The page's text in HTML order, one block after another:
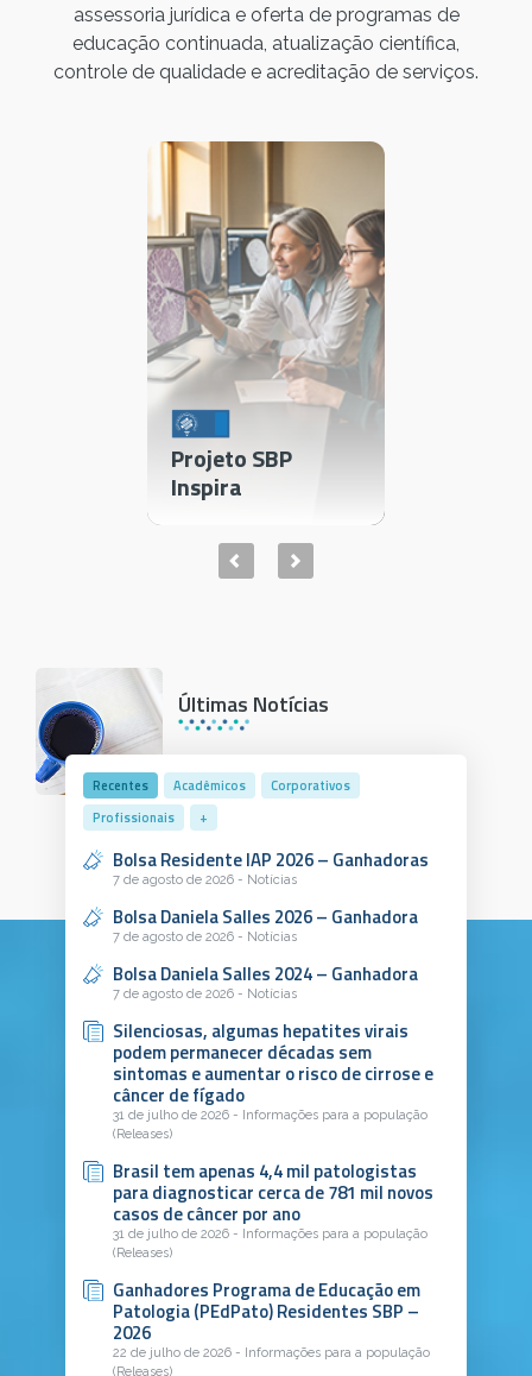
assessoria jurídica e oferta de programas de
educação continuada, atualização científica,
controle de qualidade e acreditação de serviços.
Projeto SBP
Inspira
Últimas Notícias
Recentes Acadêmicos
Corporativos
Profissionais
+
Bolsa Residente IAP 2026 – Ganhadoras
7 de agosto de 2026 - Notícias
Bolsa Daniela Salles 2026 – Ganhadora
7 de agosto de 2026 - Notícias
Bolsa Daniela Salles 2024 – Ganhadora
7 de agosto de 2026 - Notícias
Silenciosas, algumas hepatites virais
podem permanecer décadas sem
sintomas e aumentar o risco de cirrose e
câncer de fígado
31 de julho de 2026 - Informações para a população
(Releases)
Brasil tem apenas 4,4 mil patologistas
para diagnosticar cerca de 781 mil novos
casos de câncer por ano
31 de julho de 2026 - Informações para a população
(Releases)
Ganhadores Programa de Educação em
Patologia (PEdPato) Residentes SBP –
2026
22 de julho de 2026 - Informações para a população
(Releases)